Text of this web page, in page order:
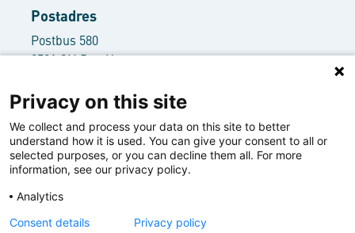
Postadres
Postbus 580
2501 CN Den Haag
Bezoekersadres
Rooseveltplantsoen 3
2517 KR Den Haag
+31 70 416 62 66
info@nwbbank.com
Disclaimer ›
Privacy statement ›
Privacy on this site
We collect and process your data on this site to better
understand how it is used. You can give your consent to all or
selected purposes, or you can decline them all. For more
information, see our privacy policy.
Analytics
Consent details
Privacy policy